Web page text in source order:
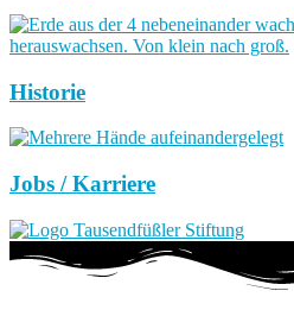
Historie
Jobs / Karriere